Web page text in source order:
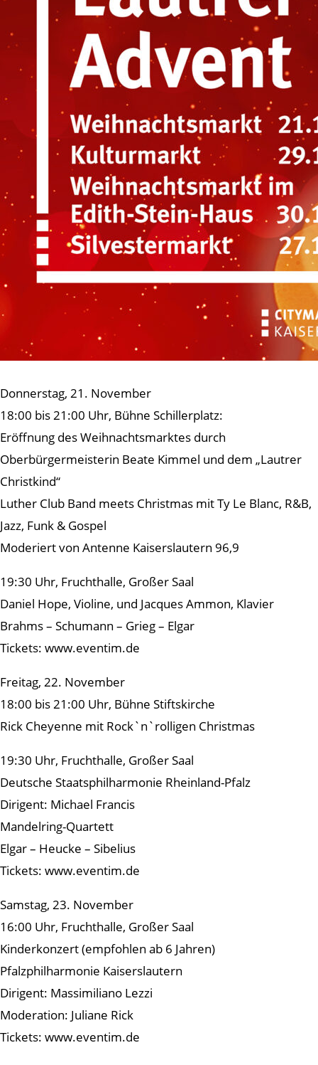
Donnerstag, 21. November
18:00 bis 21:00 Uhr, Bühne Schillerplatz:
Eröffnung des Weihnachtsmarktes durch
Oberbürgermeisterin Beate Kimmel und dem „Lautrer
Christkind“
Luther Club Band meets Christmas mit Ty Le Blanc, R&B,
Jazz, Funk & Gospel
Moderiert von Antenne Kaiserslautern 96,9
19:30 Uhr, Fruchthalle, Großer Saal
Daniel Hope, Violine, und Jacques Ammon, Klavier
Brahms – Schumann – Grieg – Elgar
Tickets: www.eventim.de
Freitag, 22. November
18:00 bis 21:00 Uhr, Bühne Stiftskirche
Rick Cheyenne mit Rock`n`rolligen Christmas
19:30 Uhr, Fruchthalle, Großer Saal
Deutsche Staatsphilharmonie Rheinland-Pfalz
Dirigent: Michael Francis
Mandelring-Quartett
Elgar – Heucke – Sibelius
Tickets: www.eventim.de
Samstag, 23. November
16:00 Uhr, Fruchthalle, Großer Saal
Kinderkonzert (empfohlen ab 6 Jahren)
Pfalzphilharmonie Kaiserslautern
Dirigent: Massimiliano Lezzi
Moderation: Juliane Rick
Tickets: www.eventim.de